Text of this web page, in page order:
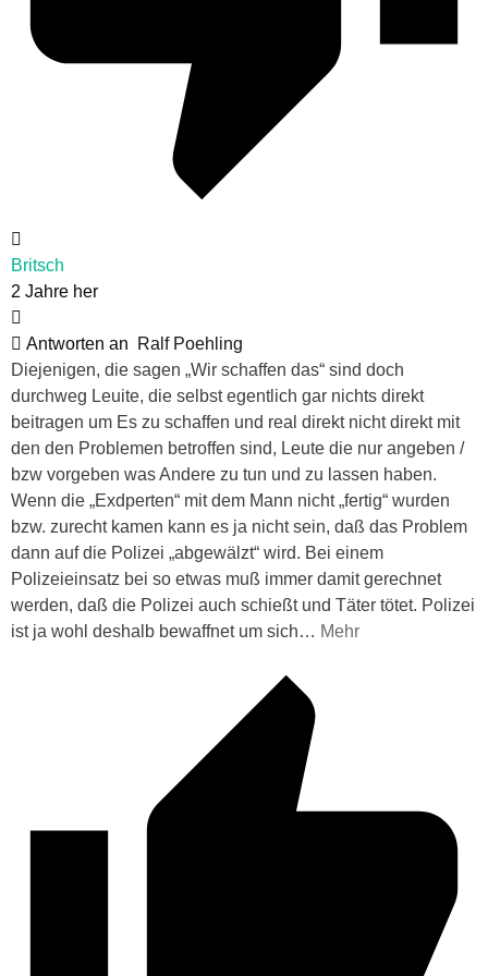
Britsch
2 Jahre her
Antworten an
Ralf Poehling
Diejenigen, die sagen „Wir schaffen das“ sind doch
durchweg Leuite, die selbst egentlich gar nichts direkt
beitragen um Es zu schaffen und real direkt nicht direkt mit
den den Problemen betroffen sind, Leute die nur angeben /
bzw vorgeben was Andere zu tun und zu lassen haben.
Wenn die „Exdperten“ mit dem Mann nicht „fertig“ wurden
bzw. zurecht kamen kann es ja nicht sein, daß das Problem
dann auf die Polizei „abgewälzt“ wird. Bei einem
Polizeieinsatz bei so etwas muß immer damit gerechnet
werden, daß die Polizei auch schießt und Täter tötet. Polizei
ist ja wohl deshalb bewaffnet um sich… Mehr